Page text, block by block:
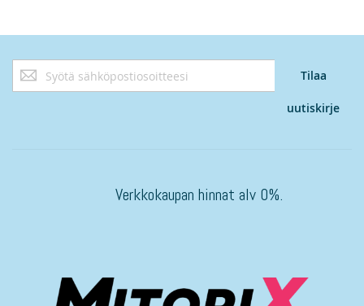
Tilaa
uutiskirjeemme:
Tilaa
uutiskirje
Verkkokaupan hinnat alv 0%.